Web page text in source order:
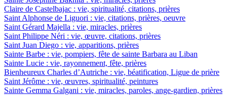
Claire de Castelbajac : vie, spiritualité, citations, prières
Saint Alphonse de Liguori : vie, citations, prières, oeuvre
Saint Gérard Majella : vie, miracles, prières
Saint Philippe Néri : vie, œuvre, citations, prières
Saint Juan Diego : vie, apparitions, prières
Sainte Barbe : vie, pompiers, fête de sainte Barbara au Liban
Sainte Lucie : vie, rayonnement, fête, prières
Bienheureux Charles d’Autriche : vie, béatification, Ligue de prière
Saint Jérôme : vie, œuvres, spiritualité, peintures
Sainte Gemma Galgani : vie, miracles, paroles, ange-gardien, prières